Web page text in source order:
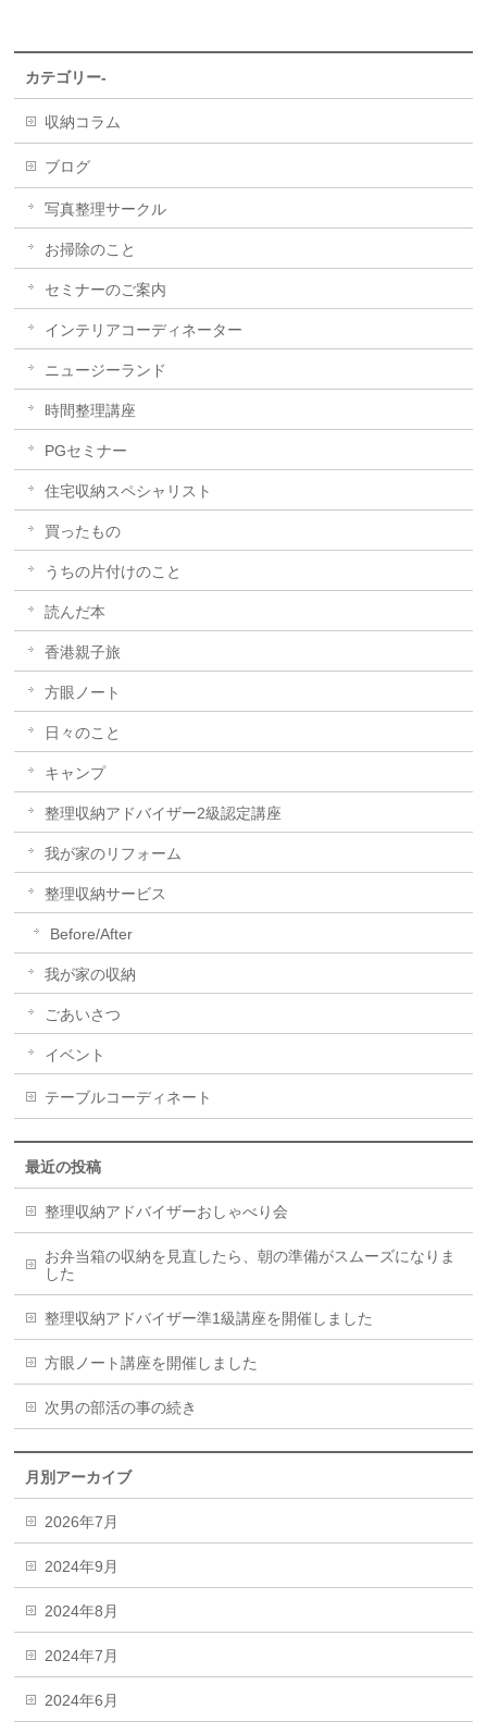
カテゴリー-
収納コラム
ブログ
写真整理サークル
お掃除のこと
セミナーのご案内
インテリアコーディネーター
ニュージーランド
時間整理講座
PGセミナー
住宅収納スペシャリスト
買ったもの
うちの片付けのこと
読んだ本
香港親子旅
方眼ノート
日々のこと
キャンプ
整理収納アドバイザー2級認定講座
我が家のリフォーム
整理収納サービス
Before/After
我が家の収納
ごあいさつ
イベント
テーブルコーディネート
最近の投稿
整理収納アドバイザーおしゃべり会
お弁当箱の収納を見直したら、朝の準備がスムーズになりま
した
整理収納アドバイザー準1級講座を開催しました
方眼ノート講座を開催しました
次男の部活の事の続き
月別アーカイブ
2026年7月
2024年9月
2024年8月
2024年7月
2024年6月